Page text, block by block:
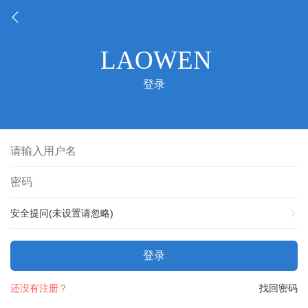
登录
安全提问(未设置请忽略)
登录
找回密码
还没有注册？